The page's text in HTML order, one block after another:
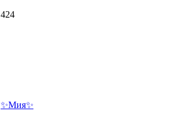
424
✨Мия✨